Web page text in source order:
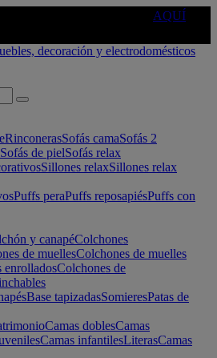
AQUÍ
RinconerasSofás camaSofás 2
Sofás de pielSofás relax
Sillones relaxSillones relax
Puffs peraPuffs reposapiésPuffs con
y canapéColchones
de muellesColchones de muelles
enrolladosColchones de
Base tapizadasSomieresPatas de
Camas doblesCamas
Camas infantilesLiterasCamas